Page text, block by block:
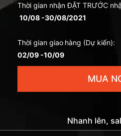
Thời gian nhận ĐẶT TRƯỚC
10/08 -30/08/2021
Thời gian giao hàng (Dự kiến):
02/09 -10/09
MUA
Nhanh lên,